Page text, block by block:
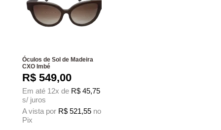
Óculos de Sol de Madeira
CXO Imbé
R$ 549,00
Em até 12x de R$ 45,75
s/ juros
A vista por R$ 521,55 no
Pix